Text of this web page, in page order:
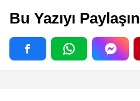
Bu Yazıyı Paylaşın